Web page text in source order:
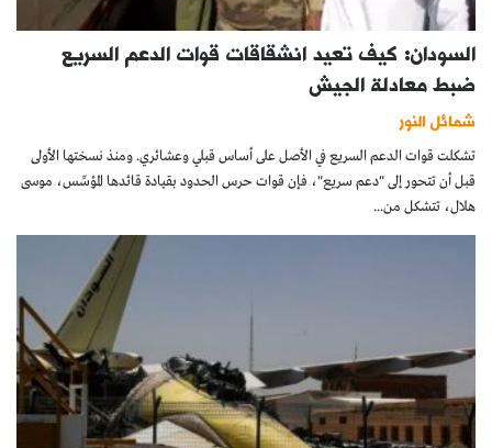
السودان: كيف تعيد انشقاقات قوات الدعم السريع
ضبط معادلة الجيش
شمائل النور
تشكلت قوات الدعم السريع في الأصل على أساس قبلي وعشائري. ومنذ نسختها الأولى
قبل أن تتحور إلى "دعم سريع"، فإن قوات حرس الحدود بقيادة قائدها المؤسِّس، موسى
هلال، تتشكل من...